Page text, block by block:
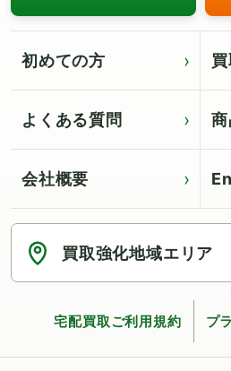
初めての方
よくある質問
会社概要
買取強化地域エリア
宅配買取ご利用規約 プ